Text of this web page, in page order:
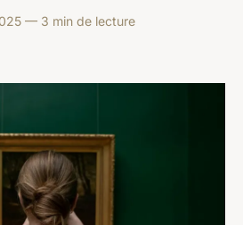
— 3 min de lecture